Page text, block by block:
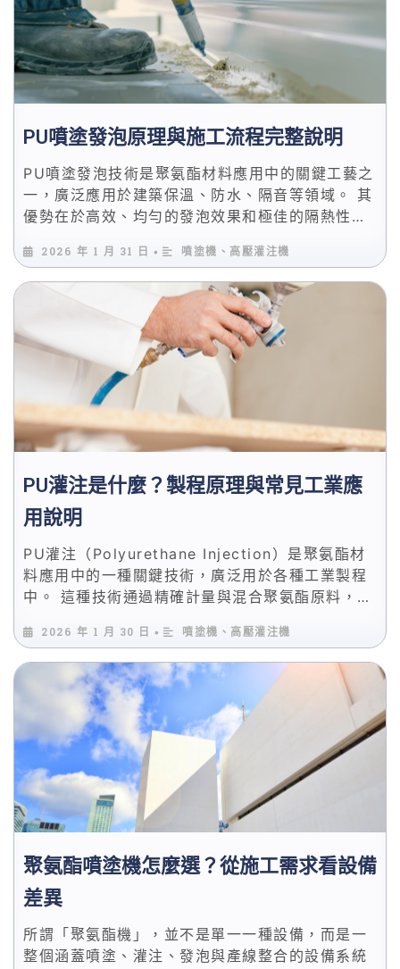
氨酯噴塗發泡保溫技術成為了更受青睞的選擇。本
文將深入介紹該技術的原理，並幫助您了解如何根
據實際需求選擇最合適的保溫方案。
PU噴塗發泡原理與施工流程完整說明
PU噴塗發泡技術是聚氨酯材料應用中的關鍵工藝之
一，廣泛應用於建築保溫、防水、隔音等領域。 其
優勢在於高效、均勻的發泡效果和極佳的隔熱性
上，進行即時發泡，形成結構穩定且具有高性能的
保護層。 在這篇文章中，我們將詳細介紹PU噴塗
發泡的基本原理、施工流程及其應用場景，幫助專
業人士了解如何選擇適合的設備，並提高施工效
率。本文將從發泡技術選型、施工要求等方面，幫
助讀者更清晰地選擇合適的PU噴塗設備。
2026 年 1 月 31 日 • 噴塗機、高壓灌注機
PU灌注是什麼？製程原理與常見工業應
用說明
PU灌注（Polyurethane Injection）是聚氨酯材
料應用中的一種關鍵技術，廣泛用於各種工業製程
中。 這種技術通過精確計量與混合聚氨酯原料，將
性。無論是建築保溫、鞋材成型、還是高強度工程
塑料製造，PU灌注技術在每個領域中都有廣泛的應
度控制等因素進行精確控制，這些變量將直接影響
到最終產品的質量和性能。選擇合適的設備與設
置，是確保製程穩定、產品一致性的關鍵。 在本篇
文章中，我們將深入探討PU灌注技術的原理與實際
應用，並介紹如何選擇合適的設備來達成高效、高
品質的灌注製程。這些知識將幫助專業人士在選擇
設備與設計生產線時做出更科學的決策。
2026 年 1 月 30 日 • 噴塗機、高壓灌注機
聚氨酯噴塗機怎麼選？從施工需求看設備
差異
所謂「聚氨酯機」，並不是單一一種設備，而是一
整個涵蓋噴塗、灌注、發泡與產線整合的設備系統